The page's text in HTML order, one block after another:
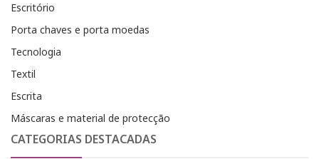
Escritório
Porta chaves e porta moedas
Tecnologia
Textil
Escrita
Máscaras e material de protecção
CATEGORIAS DESTACADAS